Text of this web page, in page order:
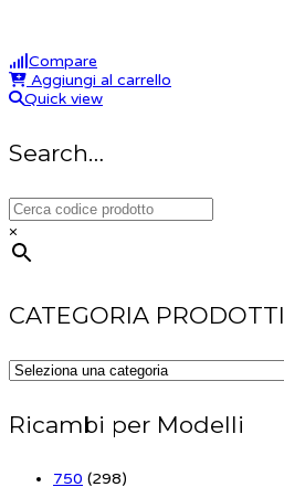
Compare
Aggiungi al carrello
Quick view
Search…
×
CATEGORIA PRODOTTI
Ricambi per Modelli
750 (298)